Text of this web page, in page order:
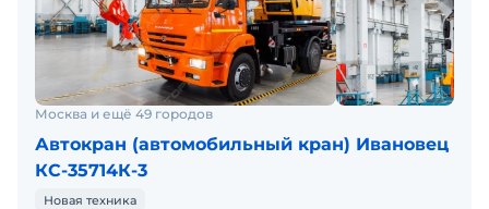
Москва и ещё 49 городов
Автокран (автомобильный кран) Ивановец
КС-35714К-3
Новая техника